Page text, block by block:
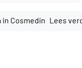
Lees